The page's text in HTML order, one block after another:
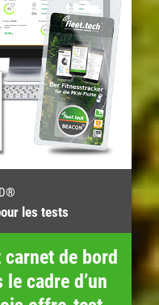
les tests
de bord
cadre d’un